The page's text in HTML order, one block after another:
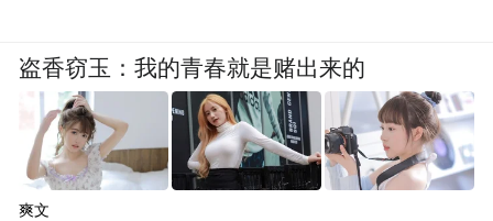
盗香窃玉：我的青春就是赌出来的
爽文